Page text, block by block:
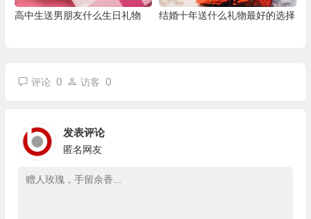
高中生送男朋友什么生日礼物 结婚十年送什么礼物最好的选择
评论 0 访客 0
发表评论
匿名网友